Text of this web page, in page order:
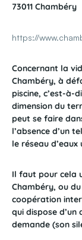
73011 Chambéry
https://
Concernant la
Chambéry, à
piscine, c’est-à-
dimension du
peut se faire
l’absence d’un
le réseau d’eaux
Il faut pour cela
Chambéry, ou
coopération
qui dispose
demande (son